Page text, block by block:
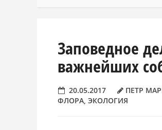
Заповедное
важнейших
20.05.2017 ПЕТР
ФЛОРА, ЭКОЛОГИЯ